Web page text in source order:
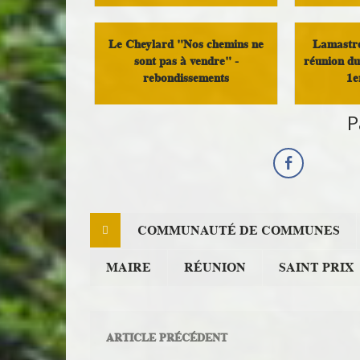
Démocratie Locale
Le Cheylard "Nos chemins ne
sont pas à vendre" -
rebondissements
réunion
COMMUNAUTÉ DE COMMUNES
MAIRE RÉUNION SAINT PRIX
ARTICLE PRÉCÉDENT